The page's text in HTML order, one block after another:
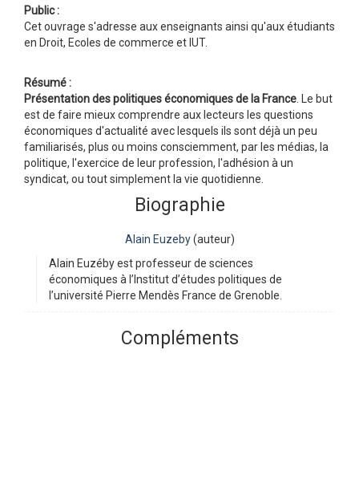
Public :
Cet ouvrage s'adresse aux enseignants ainsi qu'aux étudiants
en Droit, Ecoles de commerce et IUT.
Résumé :
Présentation des politiques économiques de la France. Le but
est de faire mieux comprendre aux lecteurs les questions
économiques d'actualité avec lesquels ils sont déjà un peu
familiarisés, plus ou moins consciemment, par les médias, la
politique, l'exercice de leur profession, l'adhésion à un
syndicat, ou tout simplement la vie quotidienne.
Biographie
Alain Euzeby(auteur)
Alain Euzéby est professeur de sciences
économiques à l’Institut d’études politiques de
l’université Pierre Mendès France de Grenoble.
Compléments